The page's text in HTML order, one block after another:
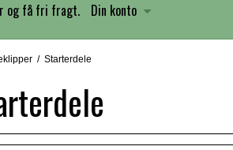
og få fri fragt. Din konto
/ Starterdele